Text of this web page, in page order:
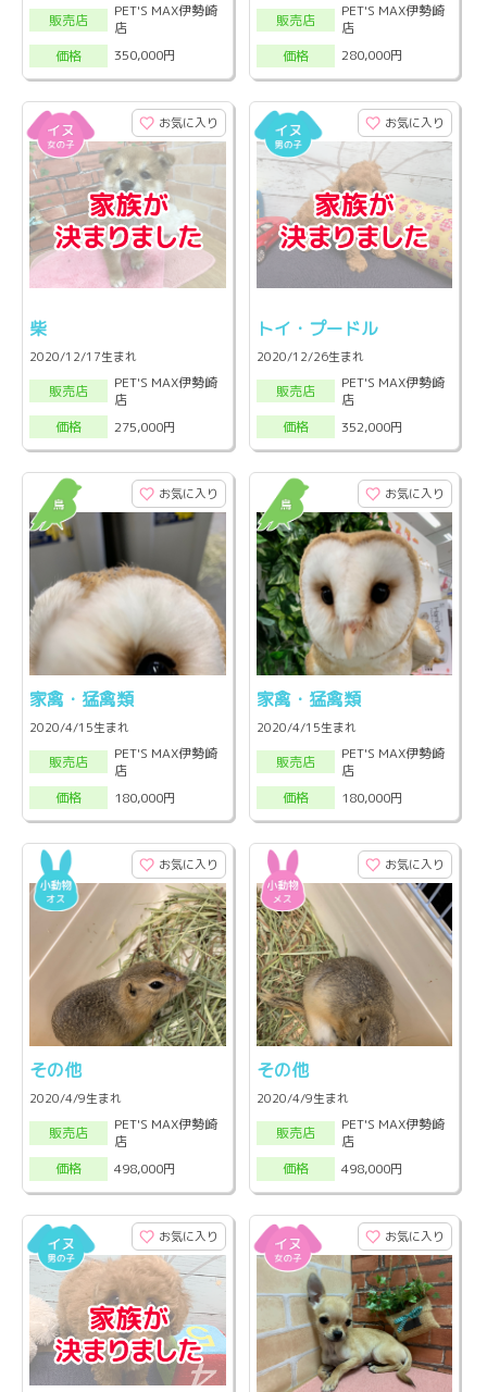
販売店
PET'S MAX伊勢崎
店
価格
350,000円
販売店
PET'S MAX伊勢崎
店
価格
280,000円
お気に入り
柴
2020/12/17生まれ
販売店
PET'S MAX伊勢崎
店
価格
275,000円
お気に入り
トイ・プードル
2020/12/26生まれ
販売店
PET'S MAX伊勢崎
店
価格
352,000円
お気に入り
家禽・猛禽類
2020/4/15生まれ
販売店
PET'S MAX伊勢崎
店
価格
180,000円
お気に入り
家禽・猛禽類
2020/4/15生まれ
販売店
PET'S MAX伊勢崎
店
価格
180,000円
お気に入り
その他
2020/4/9生まれ
販売店
PET'S MAX伊勢崎
店
価格
498,000円
お気に入り
その他
2020/4/9生まれ
販売店
PET'S MAX伊勢崎
店
価格
498,000円
お気に入り お気に入り